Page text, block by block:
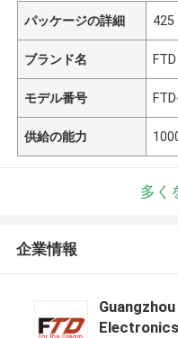
パッケージの詳細 425
ブランド名 FTD
モデル番号
供給の能力
多く
企業情報